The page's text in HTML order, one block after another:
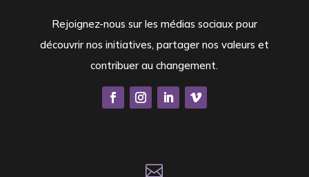
Rejoignez-nous sur les médias sociaux pour
découvrir nos initiatives, partager nos valeurs et
contribuer au changement.
